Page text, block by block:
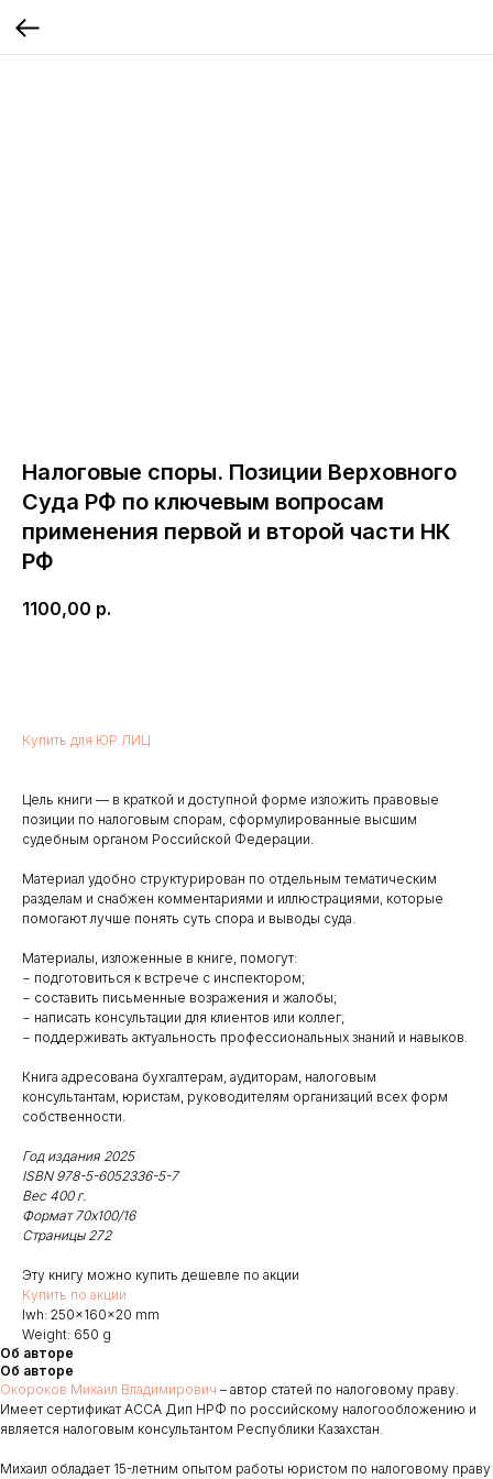
Налоговые споры. Позиции Верховного
Суда РФ по ключевым вопросам
применения первой и второй части НК
РФ
1100,00 р.
Купить для ЮР.ЛИЦ
Цель книги — в краткой и доступной форме изложить правовые
позиции по налоговым спорам, сформулированные высшим
судебным органом Российской Федерации.
Материал удобно структурирован по отдельным тематическим
разделам и снабжен комментариями и иллюстрациями, которые
помогают лучше понять суть спора и выводы суда.
Материалы, изложенные в книге, помогут:
− подготовиться к встрече с инспектором;
− составить письменные возражения и жалобы;
− написать консультации для клиентов или коллег;
− поддерживать актуальность профессиональных знаний и навыков.
Книга адресована бухгалтерам, аудиторам, налоговым
консультантам, юристам, руководителям организаций всех форм
собственности.
Год издания 2025
ISBN 978-5-6052336-5-7
Вес 400 г.
Формат 70х100/16
Страницы 272
Эту книгу можно купить дешевле по акции
Купить по акции
lwh: 250x160x20 mm
Weight: 650 g
Об авторе
Об авторе
Окороков Михаил Владимирович – автор статей по налоговому праву.
Имеет сертификат ACCA Дип НРФ по российскому налогообложению и
является налоговым консультантом Республики Казахстан.
Михаил обладает 15-летним опытом работы юристом по налоговому праву